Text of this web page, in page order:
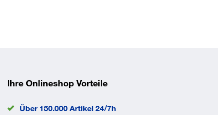
Ihre Onlineshop Vorteile
Über 150.000 Artikel 24/7h